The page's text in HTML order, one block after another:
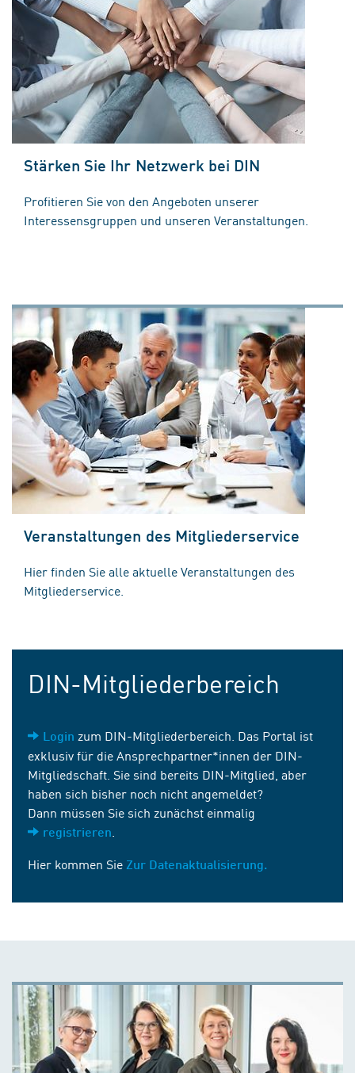
Stärken Sie Ihr Netzwerk bei DIN
Profitieren Sie von den Angeboten unserer
Interessensgruppen und unseren Veranstaltungen.
Veranstaltungen des Mitgliederservice
Hier finden Sie alle aktuelle Veranstaltungen des
Mitgliederservice.
DIN-Mitgliederbereich
Login zum DIN-Mitgliederbereich. Das Portal ist
exklusiv für die Ansprechpartner*innen der DIN-
Mitgliedschaft. Sie sind bereits DIN-Mitglied, aber
haben sich bisher noch nicht angemeldet?
Dann müssen Sie sich zunächst einmalig
registrieren
Hier kommen Sie Zur Datenaktualisierung.